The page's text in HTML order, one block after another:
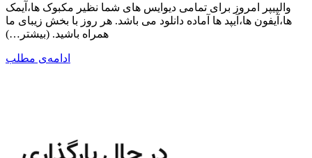
والپیپر امروز برای تمامی دیوایس های شما نظیر مکبوک ها،آیمک
ها،آیفون ها،آیپد ها آماده دانلود می باشد. هر روز با بخش زیبای ما
همراه باشید.​ (بیشتر…)
ادامه‌ی مطلب